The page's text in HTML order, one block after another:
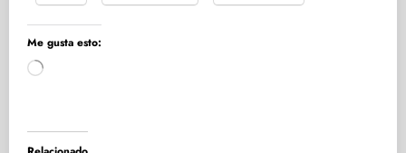
Me gusta esto:
Cargando...